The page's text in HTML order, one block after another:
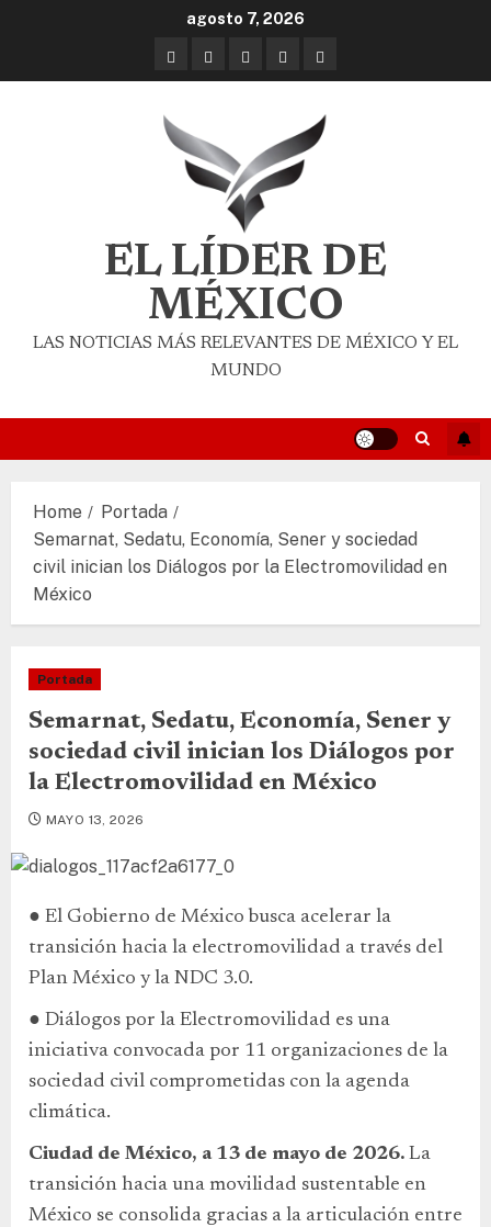
agosto 7, 2026
EL LÍDER DE
MÉXICO
LAS NOTICIAS MÁS RELEVANTES DE MÉXICO Y EL
MUNDO
Home
Portada
Semarnat, Sedatu, Economía, Sener y sociedad
civil inician los Diálogos por la Electromovilidad en
México
Portada
Semarnat, Sedatu, Economía, Sener y
sociedad civil inician los Diálogos por
la Electromovilidad en México
MAYO 13, 2026
● El Gobierno de México busca acelerar la
transición hacia la electromovilidad a través del
Plan México y la NDC 3.0.
● Diálogos por la Electromovilidad es una
iniciativa convocada por 11 organizaciones de la
sociedad civil comprometidas con la agenda
climática.
Ciudad de México, a 13 de mayo de 2026. La
transición hacia una movilidad sustentable en
México se consolida gracias a la articulación entre